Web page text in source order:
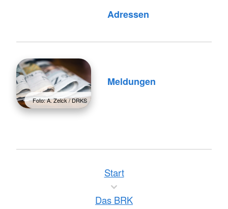
Adressen
Foto: A. Zelck / DRKS
Meldungen
Start
Das BRK